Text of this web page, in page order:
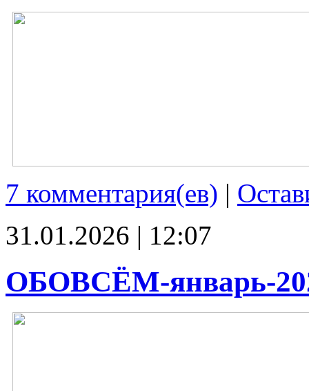
7 комментария(ев) |
31.01.2026 | 12:07
ОБОВСЁМ-январь-